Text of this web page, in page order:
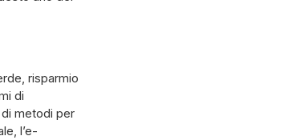
risparmio
di
metodi per
l’e-